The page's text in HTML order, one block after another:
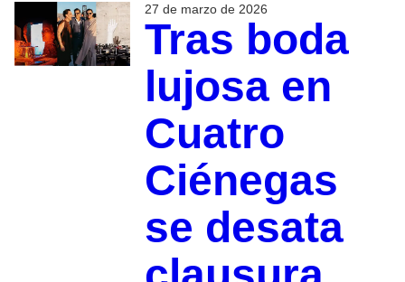
27 de marzo de 2026
Tras boda
lujosa en
Cuatro
Ciénegas
se desata